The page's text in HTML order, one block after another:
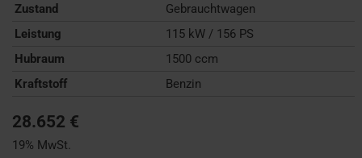
Zustand
Gebrauchtwagen
Leistung
115 kW / 156 PS
Hubraum
1500 ccm
Kraftstoff
Benzin
28.652 €
19% MwSt.